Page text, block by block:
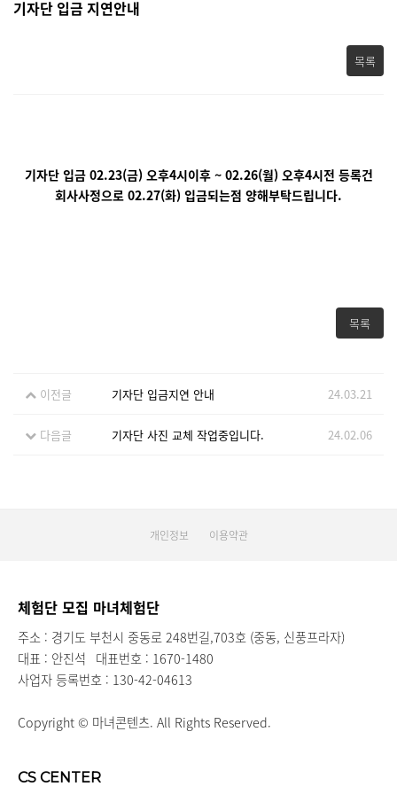
기자단 입금 지연안내
목록
기자단 입금 02.23(금) 오후4시이후 ~ 02.26(월) 오후4시전 등록건
회사사정으로 02.27(화) 입금되는점 양해부탁드립니다.
목록
이전글 기자단 입금지연 안내 24.03.21
다음글 기자단 사진 교체 작업중입니다. 24.02.06
개인정보 이용약관
체험단 모집 마녀체험단
주소 : 경기도 부천시 중동로 248번길,703호 (중동, 신풍프라자)
대표 : 안진석 대표번호 : 1670-1480
사업자 등록번호 : 130-42-04613
Copyright © 마녀콘텐츠. All Rights Reserved.
CS CENTER